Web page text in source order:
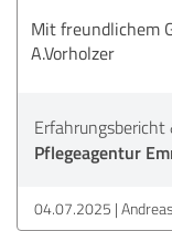
Mit freundlichem
A.Vorholzer
Pflegeagentur
04.07.2025